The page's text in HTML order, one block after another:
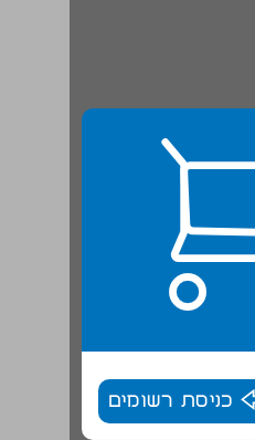
כניסת רשומים